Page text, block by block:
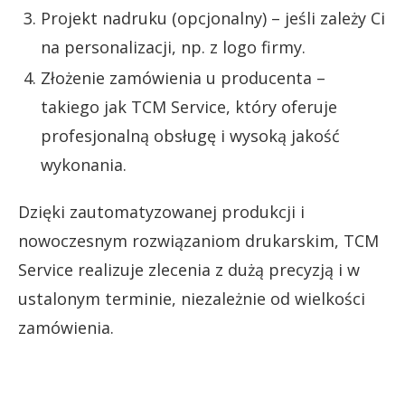
Projekt nadruku (opcjonalny) – jeśli zależy Ci
na personalizacji, np. z logo firmy.
Złożenie zamówienia u producenta –
takiego jak TCM Service, który oferuje
profesjonalną obsługę i wysoką jakość
wykonania.
Dzięki zautomatyzowanej produkcji i
nowoczesnym rozwiązaniom drukarskim, TCM
Service realizuje zlecenia z dużą precyzją i w
ustalonym terminie, niezależnie od wielkości
zamówienia.